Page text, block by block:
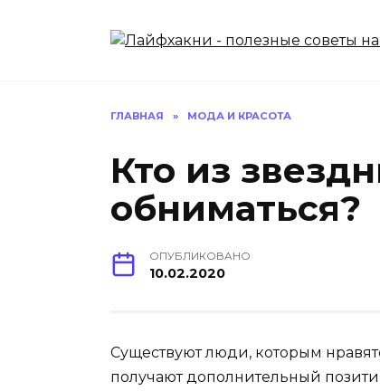
ГЛАВНАЯ » МОДА И КРАСОТА
Кто из
обниматься?
ОПУБЛИКОВАНО
10.02.2020
Существуют люди, которым
получают дополнительный